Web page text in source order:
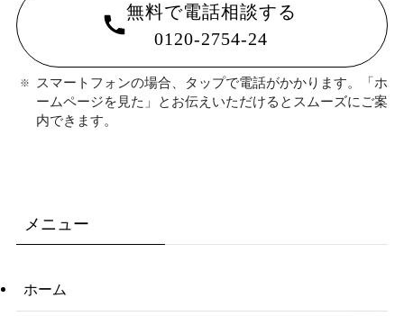
無料で電話相談する
0120-2754-24
スマートフォンの場合、タップで電話がかかります。「ホ
ームページを見た」とお伝えいただけるとスムーズにご案
内できます。
メニュー
ホーム